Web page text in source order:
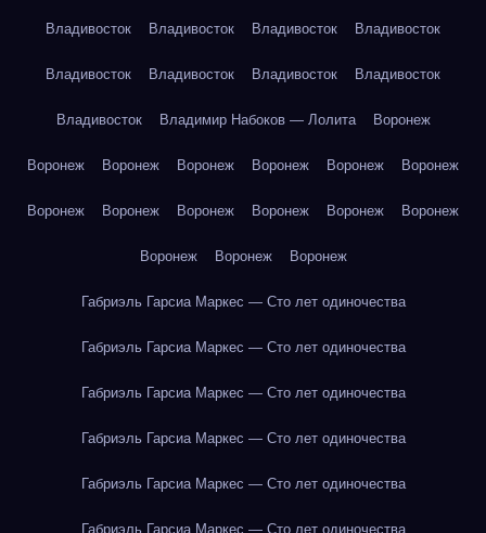
Владивосток Владивосток Владивосток Владивосток
Владивосток Владивосток Владивосток Владивосток
Владивосток Владимир Набоков — Лолита Воронеж
Воронеж Воронеж Воронеж Воронеж Воронеж Воронеж
Воронеж Воронеж Воронеж Воронеж Воронеж Воронеж
Воронеж Воронеж Воронеж
Габриэль Гарсиа Маркес — Сто лет одиночества
Габриэль Гарсиа Маркес — Сто лет одиночества
Габриэль Гарсиа Маркес — Сто лет одиночества
Габриэль Гарсиа Маркес — Сто лет одиночества
Габриэль Гарсиа Маркес — Сто лет одиночества
Габриэль Гарсиа Маркес — Сто лет одиночества